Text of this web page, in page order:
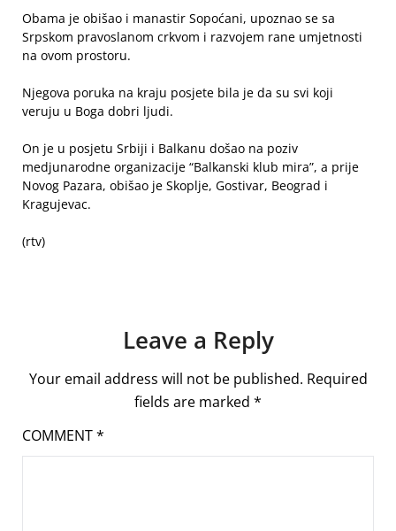
Obama je obišao i manastir Sopoćani, upoznao se sa
Srpskom pravoslanom crkvom i razvojem rane umjetnosti
na ovom prostoru.
Njegova poruka na kraju posjete bila je da su svi koji
veruju u Boga dobri ljudi.
On je u posjetu Srbiji i Balkanu došao na poziv
medjunarodne organizacije “Balkanski klub mira”, a prije
Novog Pazara, obišao je Skoplje, Gostivar, Beograd i
Kragujevac.
(rtv)
Leave a Reply
Your email address will not be published. Required
fields are marked *
COMMENT*